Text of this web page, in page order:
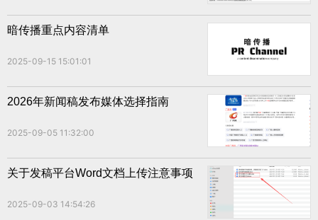
暗传播重点内容清单
2025-09-15 15:01:01
2026年新闻稿发布媒体选择指南
2025-09-05 11:32:00
关于发稿平台Word文档上传注意事项
2025-09-03 14:54:26